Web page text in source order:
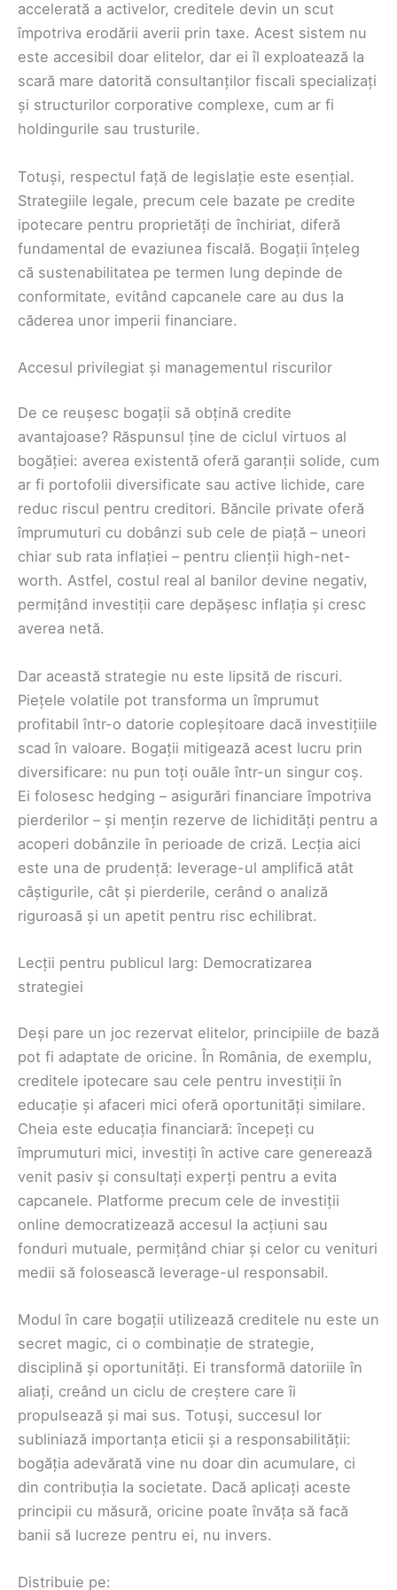
accelerată a activelor, creditele devin un scut
împotriva erodării averii prin taxe. Acest sistem nu
este accesibil doar elitelor, dar ei îl exploatează la
scară mare datorită consultanților fiscali specializați
și structurilor corporative complexe, cum ar fi
holdingurile sau trusturile.
Totuși, respectul față de legislație este esențial.
Strategiile legale, precum cele bazate pe credite
ipotecare pentru proprietăți de închiriat, diferă
fundamental de evaziunea fiscală. Bogații înțeleg
că sustenabilitatea pe termen lung depinde de
conformitate, evitând capcanele care au dus la
căderea unor imperii financiare.
Accesul privilegiat și managementul riscurilor
De ce reușesc bogații să obțină credite
avantajoase? Răspunsul ține de ciclul virtuos al
bogăției: averea existentă oferă garanții solide, cum
ar fi portofolii diversificate sau active lichide, care
reduc riscul pentru creditori. Băncile private oferă
împrumuturi cu dobânzi sub cele de piață – uneori
chiar sub rata inflației – pentru clienții high-net-
worth. Astfel, costul real al banilor devine negativ,
permițând investiții care depășesc inflația și cresc
averea netă.
Dar această strategie nu este lipsită de riscuri.
Piețele volatile pot transforma un împrumut
profitabil într-o datorie copleșitoare dacă investițiile
scad în valoare. Bogații mitigează acest lucru prin
diversificare: nu pun toți ouăle într-un singur coș.
Ei folosesc hedging – asigurări financiare împotriva
pierderilor – și mențin rezerve de lichidități pentru a
acoperi dobânzile în perioade de criză. Lecția aici
este una de prudență: leverage-ul amplifică atât
câștigurile, cât și pierderile, cerând o analiză
riguroasă și un apetit pentru risc echilibrat.
Lecții pentru publicul larg: Democratizarea
strategiei
Deși pare un joc rezervat elitelor, principiile de bază
pot fi adaptate de oricine. În România, de exemplu,
creditele ipotecare sau cele pentru investiții în
educație și afaceri mici oferă oportunități similare.
Cheia este educația financiară: începeți cu
împrumuturi mici, investiți în active care generează
venit pasiv și consultați experți pentru a evita
capcanele. Platforme precum cele de investiții
online democratizează accesul la acțiuni sau
fonduri mutuale, permițând chiar și celor cu venituri
medii să folosească leverage-ul responsabil.
Modul în care bogații utilizează creditele nu este un
secret magic, ci o combinație de strategie,
disciplină și oportunități. Ei transformă datoriile în
aliați, creând un ciclu de creștere care îi
propulsează și mai sus. Totuși, succesul lor
subliniază importanța eticii și a responsabilității:
bogăția adevărată vine nu doar din acumulare, ci
din contribuția la societate. Dacă aplicați aceste
principii cu măsură, oricine poate învăța să facă
banii să lucreze pentru ei, nu invers.
Distribuie pe: